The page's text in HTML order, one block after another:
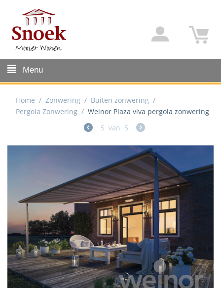
Menu
Home / Zonwering / Buiten zonwering /
Pergola Zonwering / Weinor Plaza viva pergola zonwering
5 van 5